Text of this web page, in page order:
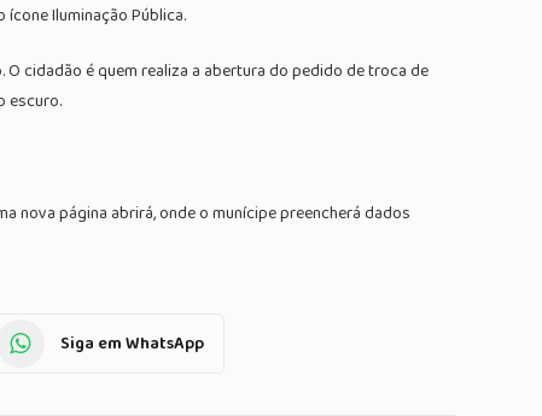
ícone Iluminação Pública.
cidadão é quem realiza a abertura do pedido de troca de
escuro.
nova página abrirá, onde o munícipe preencherá dados
Siga em WhatsApp